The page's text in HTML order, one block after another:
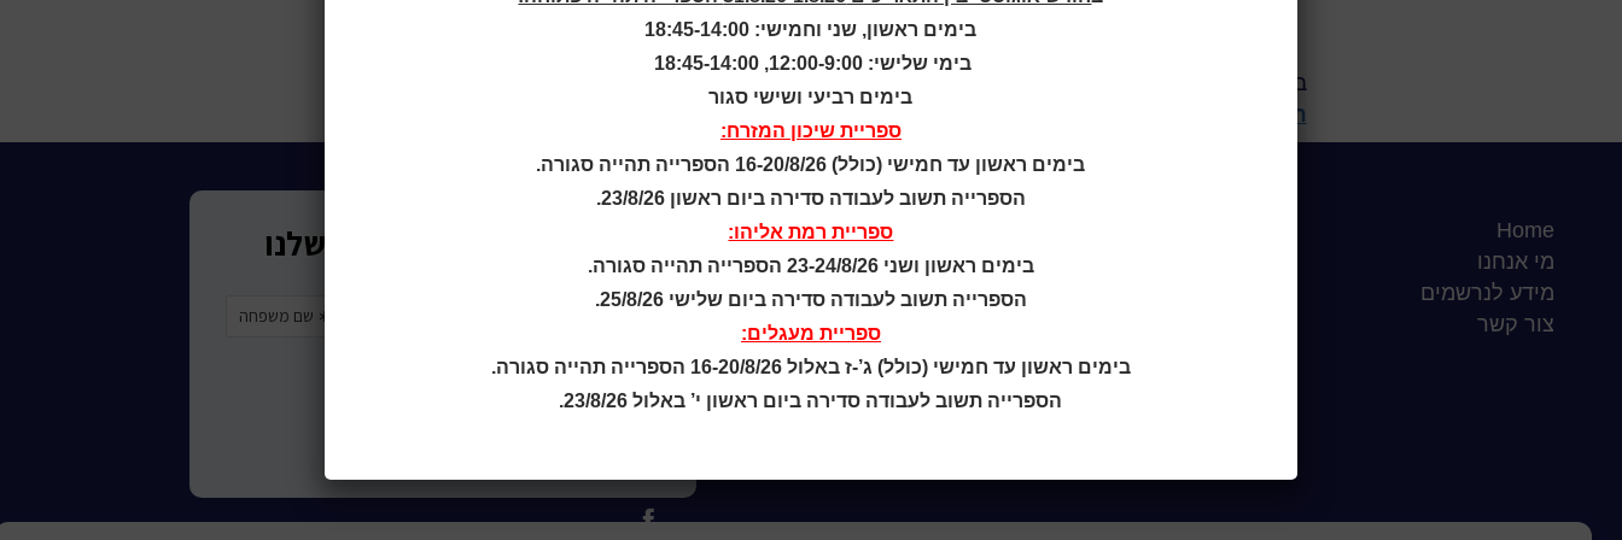
ביום חמישי 22.6.23
הכותרים והספריות.
Home
מי אנחנו
מידע לנרשמים
צור קשר
קטלוג כותר ראשון
המומחה לשירותך
ארכיון ספריית השבוע
מדיניות הפרטיות
מדיניות שימוש בקבצי קוקיז
בימים ראשון, שני וחמישי: 18:45-14:00
בימי שלישי: 12:00-9:00, 18:45-14:00
בימים רביעי ושישי סגור
ספריית שיכון המזרח:
בימים ראשון עד חמישי (כולל) 16-20/8/26 הספרייה תהייה סגורה.
הספרייה תשוב לעבודה סדירה ביום ראשון 23/8/26.
ספריית רמת אליהו:
בימים ראשון ושני 23-24/8/26 הספרייה תהייה סגורה.
הספרייה תשוב לעבודה סדירה ביום שלישי 25/8/26.
ספריית מעגלים:
בימים ראשון עד חמישי (כולל) ג’-ז באלול 16-20/8/26 הספרייה תהייה סגורה.
הספרייה תשוב לעבודה סדירה ביום ראשון י’ באלול 23/8/26.